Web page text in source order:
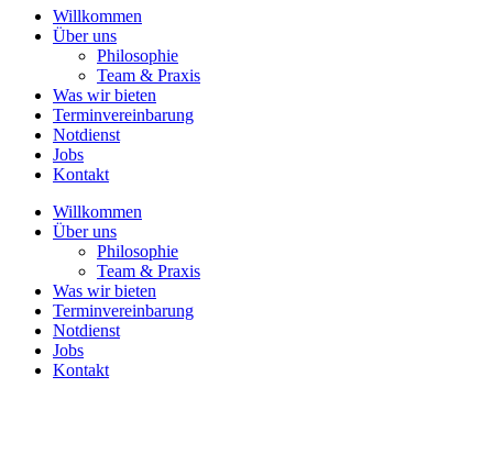
Willkommen
Über uns
Philosophie
Team & Praxis
Was wir bieten
Terminvereinbarung
Notdienst
Jobs
Kontakt
Willkommen
Über uns
Philosophie
Team & Praxis
Was wir bieten
Terminvereinbarung
Notdienst
Jobs
Kontakt